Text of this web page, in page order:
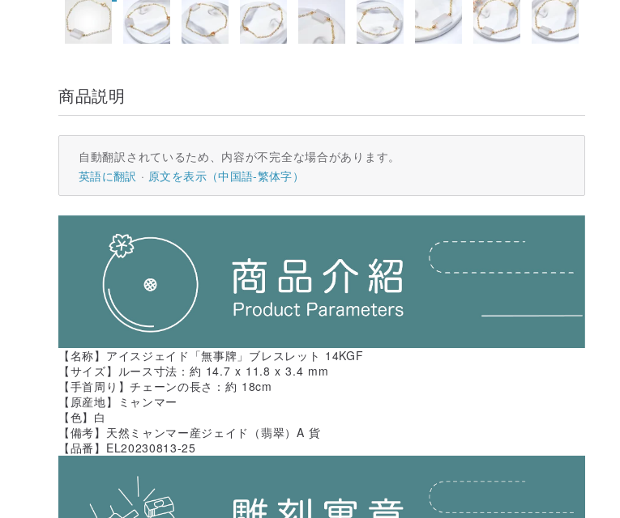
商品説明
自動翻訳されているため、内容が不完全な場合があります。
英語に翻訳
原文を表示（中国語-繁体字）
【名称】アイスジェイド「無事牌」ブレスレット 14KGF
【サイズ】ルース寸法：約 14.7 x 11.8 x 3.4 mm
【手首周り】チェーンの長さ：約 18cm
【原産地】ミャンマー
【色】白
【備考】天然ミャンマー産ジェイド（翡翠）A 貨
【品番】EL20230813-25